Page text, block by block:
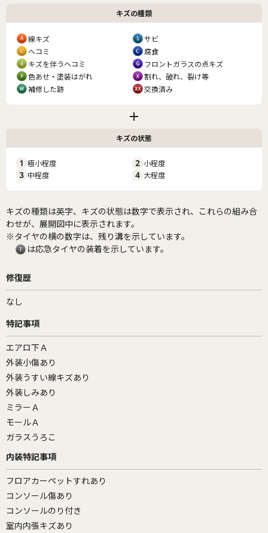
キズの種類
線キズ
サビ
ヘコミ
腐食
キズを伴うヘコミ
フロントガラスの点キズ
色あせ・塗装はがれ
割れ、破れ、裂け等
補修した跡
交換済み
キズの状態
1 極小程度 2 小程度
3 中程度 4 大程度
キズの種類は英字、キズの状態は数字で表示され、これらの組み合
わせが、展開図中に表示されます。
※タイヤの横の数字は、残り溝を示しています。
は応急タイヤの装着を示しています。
修復歴
なし
特記事項
エアロ下Ａ
外装小傷あり
外装うすい線キズあり
外装しみあり
ミラーＡ
モールＡ
ガラスうろこ
内装特記事項
フロアカーペットすれあり
コンソール傷あり
コンソールのり付き
室内内張キズあり